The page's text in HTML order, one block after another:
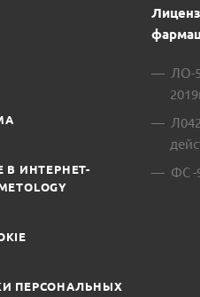
В ИНТЕРНЕТ-
ПЕРСОНАЛЬНЫХ
ЛО-
ФС -